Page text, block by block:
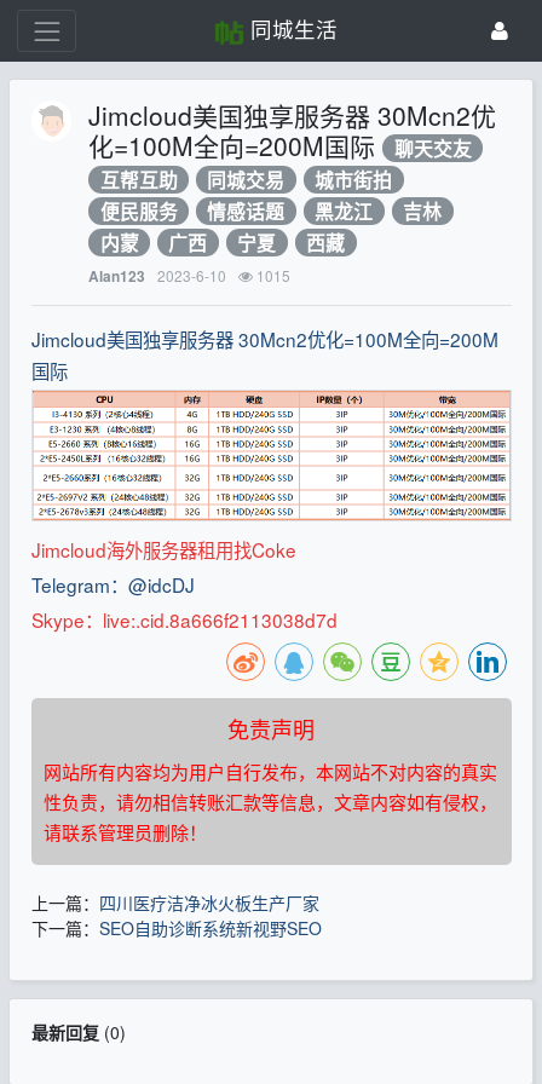
同城生活
Jimcloud美国独享服务器 30Mcn2优
化=100M全向=200M国际 聊天交友
互帮互助
同城交易
城市街拍
便民服务
情感话题 黑龙江
吉林
内蒙
广西 宁夏 西藏
Alan123 2023-6-10 1015
Jimcloud美国独享服务器 30Mcn2优化=100M全向=200M
国际
Jimcloud海外服务器租用找Coke
Telegram：@idcDJ
Skype：live:.cid.8a666f2113038d7d
免责声明
网站所有内容均为用户自行发布，本网站不对内容的真实
性负责，请勿相信转账汇款等信息，文章内容如有侵权，
请联系管理员删除！
上一篇： 四川医疗洁净冰火板生产厂家
下一篇： SEO自助诊断系统新视野SEO
最新回复(0)